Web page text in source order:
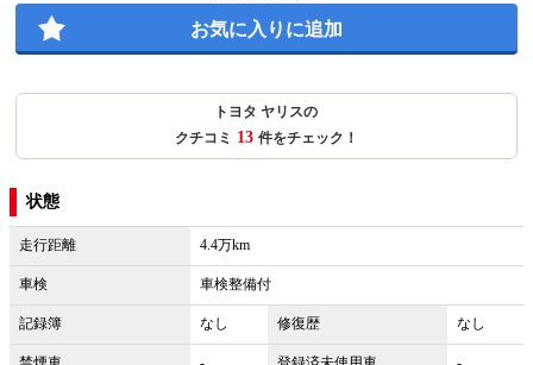
お気に入りに追加
トヨタ ヤリスの
クチコミ 13 件をチェック！
状態
走行距離 4.4万km
車検 車検整備付
記録簿 なし 修復歴 なし